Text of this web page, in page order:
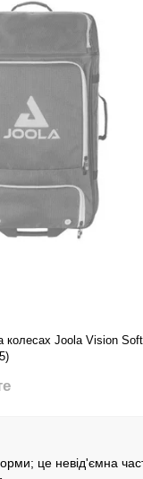
це невід'ємна
колесах Joola Vision